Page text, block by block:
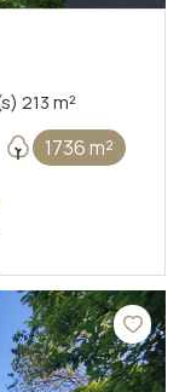
Maison 6 pièce(s) 3 chambre(s) 213 m²
1736 m²